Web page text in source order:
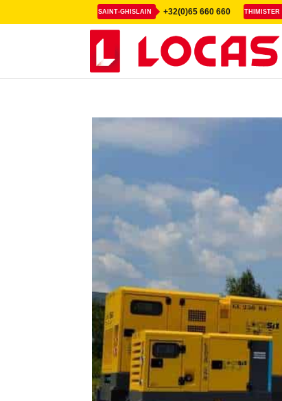
SAINT-GHISLAIN +32(0)65 660 660 THIMISTER